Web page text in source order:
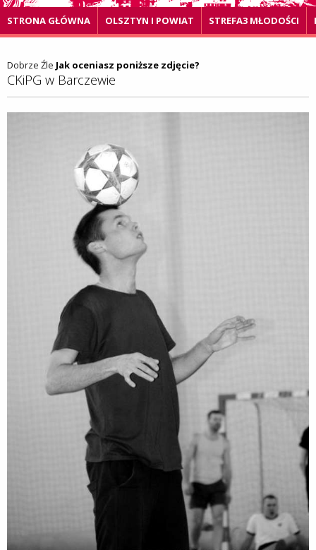
STRONA GŁÓWNA OLSZTYN I POWIAT STREFA3 MŁODOŚCI
Dobrze Źle Jak oceniasz poniższe zdjęcie?
CKiPG w Barczewie